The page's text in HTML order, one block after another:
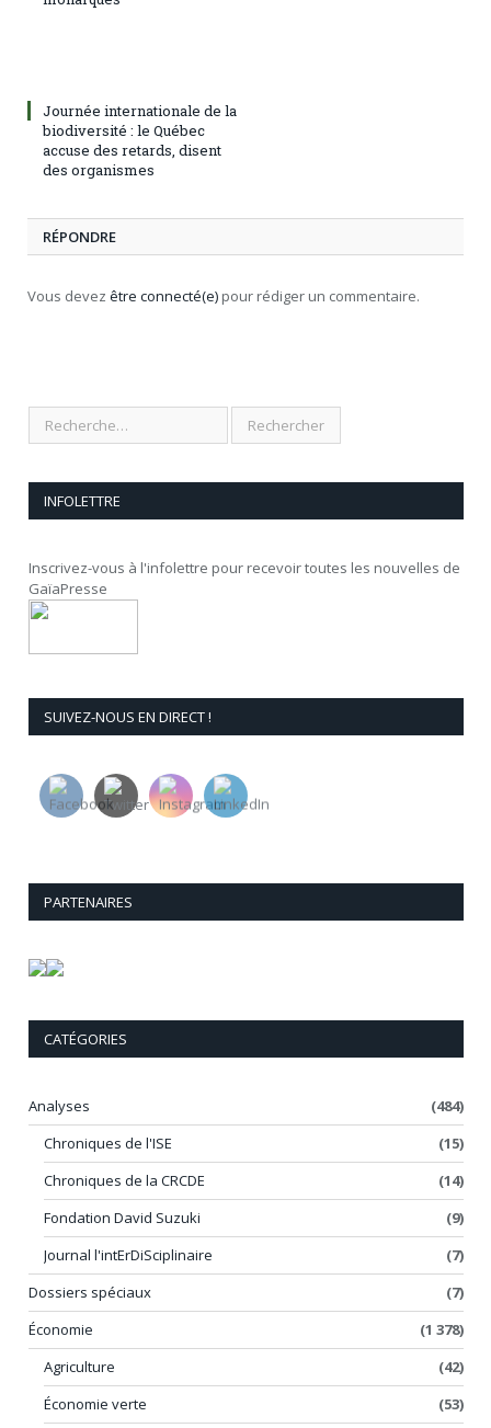
Journée internationale de la
biodiversité : le Québec
accuse des retards, disent
des organismes
RÉPONDRE
Vous devez être connecté(e) pour rédiger un commentaire.
INFOLETTRE
Inscrivez-vous à l'infolettre pour recevoir toutes les nouvelles de
GaïaPresse
SUIVEZ-NOUS EN DIRECT !
PARTENAIRES
CATÉGORIES
Analyses
(484)
Chroniques de l'ISE
(15)
Chroniques de la CRCDE
(14)
Fondation David Suzuki
(9)
Journal l'intErDiSciplinaire
(7)
Dossiers spéciaux
(7)
Économie
(1 378)
Agriculture
(42)
Économie verte
(53)